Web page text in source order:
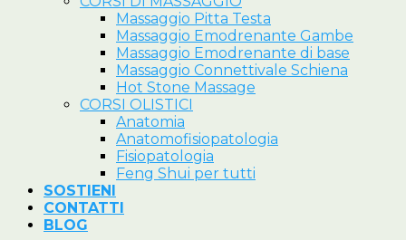
Massaggio Pitta Testa
Massaggio Emodrenante Gambe
Massaggio Emodrenante di base
Massaggio Connettivale Schiena
Hot Stone Massage
CORSI OLISTICI
Anatomia
Anatomofisiopatologia
Fisiopatologia
Feng Shui per tutti
SOSTIENI
CONTATTI
BLOG